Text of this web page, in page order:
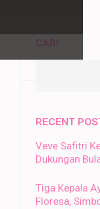
RECENT
Veve Safitri
Dukungan
Tiga Kepala
Floresa,